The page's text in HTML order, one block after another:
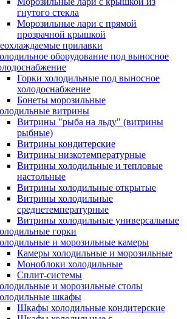
гнутого стекла
Морозильные лари с прямой
прозрачной крышкой
прилавки
оборудование под выносное
Горки холодильные под выносное
холодоснабжение
Бонеты морозильные
витрины
Витрины "рыба на льду" (витрины
рыбные)
Витрины кондитерские
Витрины низкотемпературные
Витрины холодильные и тепловые
настольные
Витрины холодильные открытые
Витрины холодильные
среднетемпературные
Витрины холодильные универсальные
горки
и морозильные камеры
Камеры холодильные и морозильные
Моноблоки холодильные
Сплит-системы
и морозильные столы
шкафы
Шкафы холодильные кондитерские